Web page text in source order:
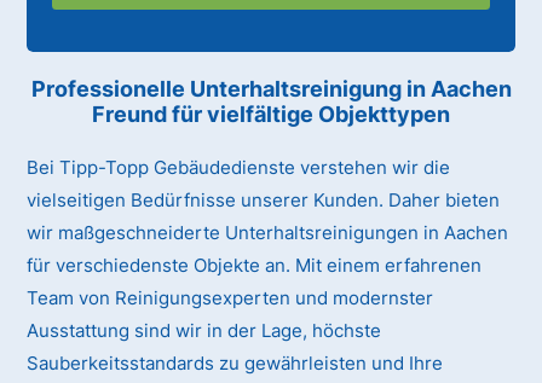
Professionelle Unterhaltsreinigung in Aachen
Freundfür vielfältige Objekttypen
Bei Tipp-Topp Gebäudedienste verstehen wir die
vielseitigen Bedürfnisse unserer Kunden. Daher bieten
wir maßgeschneiderte Unterhaltsreinigungen in Aachen
für verschiedenste Objekte an. Mit einem erfahrenen
Team von Reinigungsexperten und modernster
Ausstattung sind wir in der Lage, höchste
Sauberkeitsstandards zu gewährleisten und Ihre